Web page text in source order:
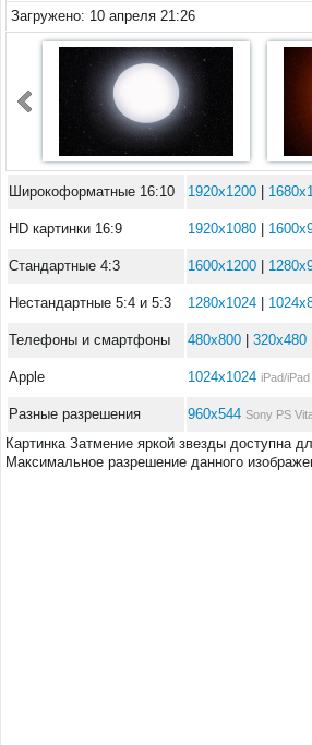
Загружено: 10 апреля 21:26
Широкоформатные 16:10 1920x1200
HD картинки 16:9 1920x1080
Стандартные 4:3 1600x1200
Нестандартные 5:4 и 5:3 1280x1024
Телефоны и смартфоны 480x800 320x480
Apple 1024x1024 iPad/iPad
Разные разрешения 960x544 Sony PS
Картинка Затмение яркой звезды доступна
Максимальное разрешение данного